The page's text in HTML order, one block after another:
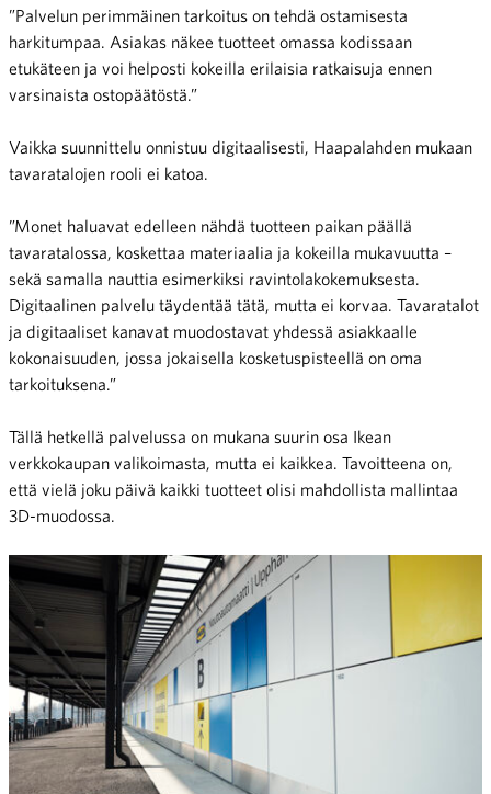
”Palvelun perimmäinen tarkoitus on tehdä ostamisesta
harkitumpaa. Asiakas näkee tuotteet omassa kodissaan
etukäteen ja voi helposti kokeilla erilaisia ratkaisuja ennen
varsinaista ostopäätöstä.”
Vaikka suunnittelu onnistuu digitaalisesti, Haapalahden mukaan
tavaratalojen rooli ei katoa.
”Monet haluavat edelleen nähdä tuotteen paikan päällä
tavaratalossa, koskettaa materiaalia ja kokeilla mukavuutta –
sekä samalla nauttia esimerkiksi ravintolakokemuksesta.
Digitaalinen palvelu täydentää tätä, mutta ei korvaa. Tavaratalot
ja digitaaliset kanavat muodostavat yhdessä asiakkaalle
kokonaisuuden, jossa jokaisella kosketuspisteellä on oma
tarkoituksena.”
Tällä hetkellä palvelussa on mukana suurin osa Ikean
verkkokaupan valikoimasta, mutta ei kaikkea. Tavoitteena on,
että vielä joku päivä kaikki tuotteet olisi mahdollista mallintaa
3D-muodossa.